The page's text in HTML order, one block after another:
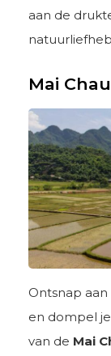
aan de
Mai
Ontsnap
en dompel
van de Mai